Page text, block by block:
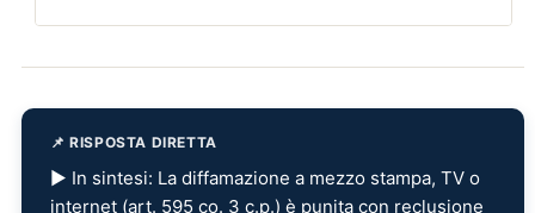
📌 RISPOSTA DIRETTA
▶ In sintesi: La diffamazione a mezzo stampa, TV o
internet (art. 595 co. 3 c.p.) è punita con reclusione